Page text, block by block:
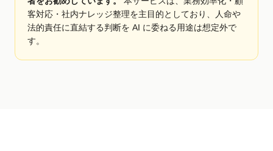
客対応・社内ナレッジ整理を主目的としており、人命や
法的責任に直結する判断を AI に委ねる用途は想定外で
す。